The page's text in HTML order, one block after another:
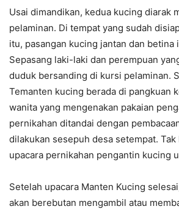
Usai dimandikan, kedua kucing diarak
pelaminan. Di tempat yang sudah
itu, pasangan kucing jantan dan betina
Sepasang laki-laki dan perempuan
duduk bersanding di kursi pelaminan.
Temanten kucing berada di pangkuan
wanita yang mengenakan pakaian
pernikahan ditandai dengan
dilakukan sesepuh desa setempat.
upacara pernikahan pengantin kucing
Setelah upacara Manten Kucing
akan berebutan mengambil atau